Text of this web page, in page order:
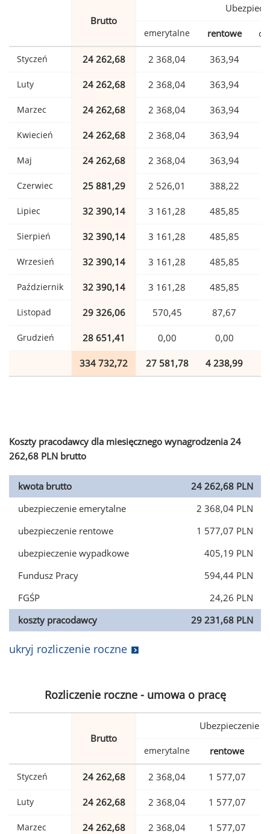
Brutto
emerytalne rentowe
Styczeń 24 262,68 2 368,04 363,94
Luty 24 262,68 2 368,04 363,94
Marzec 24 262,68 2 368,04 363,94
Kwiecień 24 262,68 2 368,04 363,94
Maj 24 262,68 2 368,04 363,94
Czerwiec 25 881,29 2 526,01 388,22
Lipiec 32 390,14 3 161,28 485,85
Sierpień 32 390,14 3 161,28 485,85
Wrzesień 32 390,14 3 161,28 485,85
Październik 32 390,14 3 161,28 485,85
Listopad 29 326,06 570,45 87,67
Grudzień 28 651,41 0,00 0,00
334 732,72 27 581,78 4 238,99
Koszty pracodawcy dla miesięcznego wynagrodzenia 24
262,68 PLN brutto
kwota brutto
24 262,68 PLN
ubezpieczenie emerytalne
2 368,04 PLN
ubezpieczenie rentowe
1 577,07 PLN
ubezpieczenie wypadkowe
405,19 PLN
Fundusz Pracy
594,44 PLN
FGŚP
24,26 PLN
koszty pracodawcy
29 231,68 PLN
ukryj rozliczenie roczne
Rozliczenie roczne - umowa o pracę
Brutto
Ubezpieczenie
emerytalne rentowe
Styczeń 24 262,68 2 368,04 1 577,07
Luty 24 262,68 2 368,04 1 577,07
Marzec 24 262,68 2 368,04 1 577,07